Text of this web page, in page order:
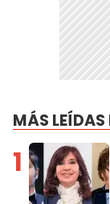
MÁS LEÍDAS
1